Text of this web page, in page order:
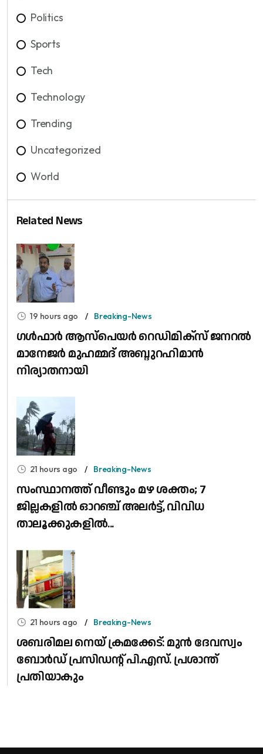
Politics
Sports
Tech
Technology
Trending
Uncategorized
World
Related News
19 hours ago Breaking-News
​ഗൾഫാർ ആസ്പെയർ റെഡിമിക്സ് ജനറൽ
മാനേജർ മുഹമ്മദ് അബ്ദുറഹിമാൻ
നിര്യാതനായി
21 hours ago Breaking-News
സംസ്ഥാനത്ത് വീണ്ടും മഴ ശക്തം; 7
ജില്ലകളിൽ ഓറഞ്ച് അലർട്ട്, വിവിധ
താലൂക്കുകളിൽ...
21 hours ago Breaking-News
ശബരിമല നെയ് ക്രമക്കേട്: മുൻ ദേവസ്വം
ബോർഡ് പ്രസിഡന്റ് പി.എസ്. പ്രശാന്ത്
പ്രതിയാകും